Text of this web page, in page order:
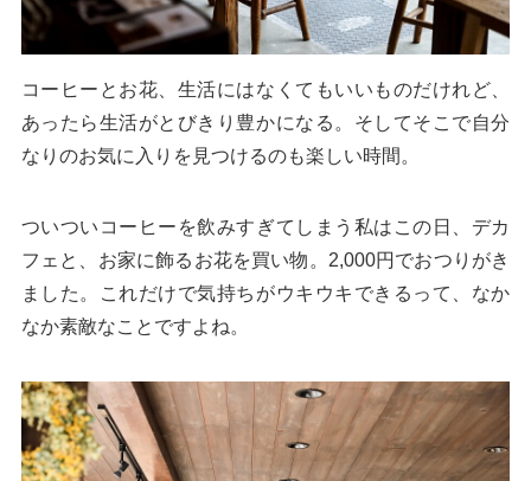
コーヒーとお花、生活にはなくてもいいものだけれど、
あったら生活がとびきり豊かになる。そしてそこで自分
なりのお気に入りを見つけるのも楽しい時間。
ついついコーヒーを飲みすぎてしまう私はこの日、デカ
フェと、お家に飾るお花を買い物。2,000円でおつりがき
ました。これだけで気持ちがウキウキできるって、なか
なか素敵なことですよね。